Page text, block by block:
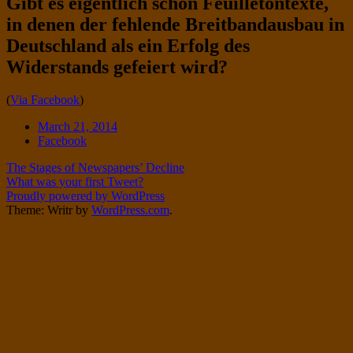
Twitter
on
Instagram
in denen der fehlende Breitbandausbau in
Deutschland als ein Erfolg des
Widerstands gefeiert wird?
Standard
(Via Facebook)
Date
March 21, 2014
Tags
Facebook
Post
navigation
The Stages of Newspapers’ Decline
What was your first Tweet?
Proudly powered by WordPress
Theme: Writr by WordPress.com.